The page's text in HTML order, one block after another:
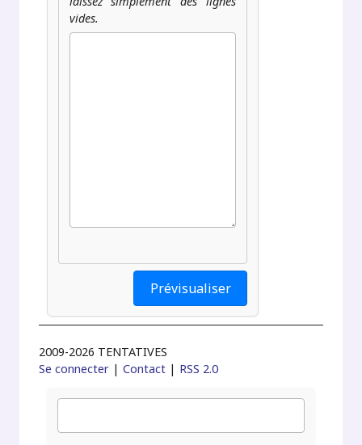
vides.
2009-2026 TENTATIVES
Se connecter |Contact | RSS 2.0